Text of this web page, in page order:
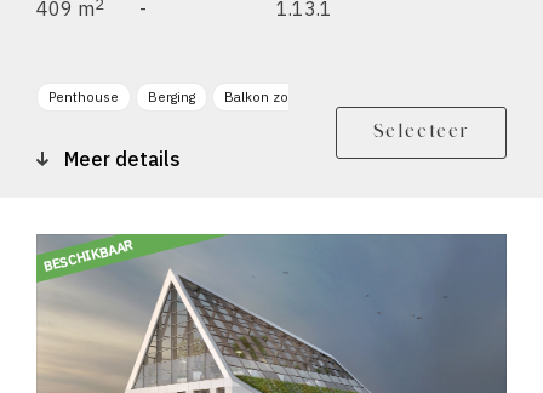
409 m - 1.13.1
Penthouse Berging Balkon zonligging NW
Meer details
Selecteer
BESCHIKBAAR